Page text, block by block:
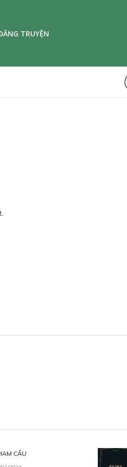
TRUYỆN
CẦU